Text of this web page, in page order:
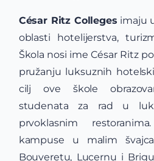
César Ritz Colleges imaju
oblasti hotelijerstva,
Škola nosi ime César Ritz
pružanju luksuznih
cilj ove škole
studenata za rad u
prvoklasnim
kampuse u malim
Bouveretu, Lucernu i